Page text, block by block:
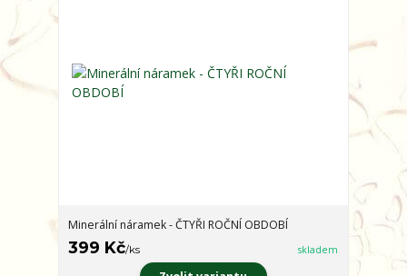
Minerální náramek - ČTYŘI ROČNÍ OBDOBÍ
399 Kč/ks skladem